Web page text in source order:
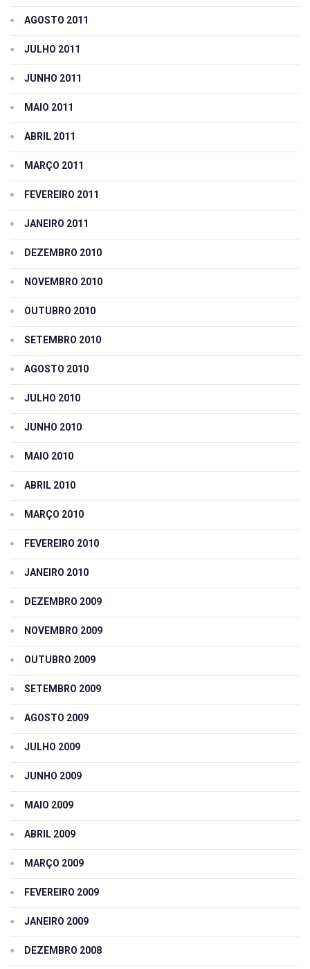
AGOSTO 2011
JULHO 2011
JUNHO 2011
MAIO 2011
ABRIL 2011
MARÇO 2011
FEVEREIRO 2011
JANEIRO 2011
DEZEMBRO 2010
NOVEMBRO 2010
OUTUBRO 2010
SETEMBRO 2010
AGOSTO 2010
JULHO 2010
JUNHO 2010
MAIO 2010
ABRIL 2010
MARÇO 2010
FEVEREIRO 2010
JANEIRO 2010
DEZEMBRO 2009
NOVEMBRO 2009
OUTUBRO 2009
SETEMBRO 2009
AGOSTO 2009
JULHO 2009
JUNHO 2009
MAIO 2009
ABRIL 2009
MARÇO 2009
FEVEREIRO 2009
JANEIRO 2009
DEZEMBRO 2008